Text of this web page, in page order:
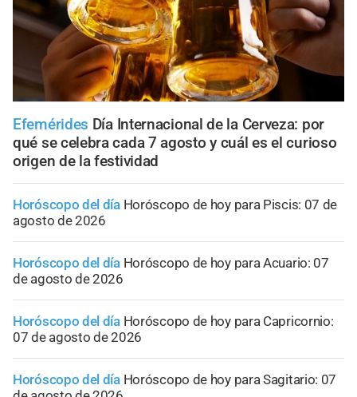
Efemérides Día Internacional de la Cerveza: por
qué se celebra cada 7 agosto y cuál es el curioso
origen de la festividad
Horóscopo del día Horóscopo de hoy para Piscis: 07 de
agosto de 2026
Horóscopo del día Horóscopo de hoy para Acuario: 07
de agosto de 2026
Horóscopo del día Horóscopo de hoy para Capricornio:
07 de agosto de 2026
Horóscopo del día Horóscopo de hoy para Sagitario: 07